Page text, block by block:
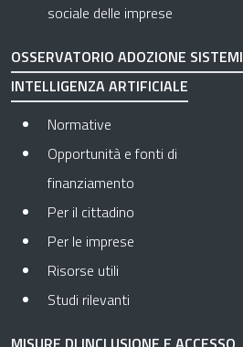
sociale delle imprese
OSSERVATORIO ADOZIONE SISTEMI
INTELLIGENZA ARTIFICIALE
Normative
Opportunità e fonti di
finanziamento
Per il cittadino
Per le imprese
Risorse utili
Studi rilevanti